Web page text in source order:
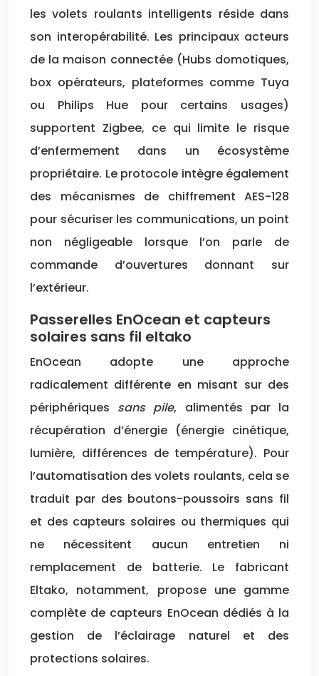
les volets roulants intelligents réside dans
son interopérabilité. Les principaux acteurs
de la maison connectée (Hubs domotiques,
box opérateurs, plateformes comme Tuya
ou Philips Hue pour certains usages)
supportent Zigbee, ce qui limite le risque
d’enfermement dans un écosystème
propriétaire. Le protocole intègre également
des mécanismes de chiffrement AES-128
pour sécuriser les communications, un point
non négligeable lorsque l’on parle de
commande d’ouvertures donnant sur
l’extérieur.
Passerelles EnOcean et capteurs
solaires sans fil eltako
EnOcean adopte une approche
radicalement différente en misant sur des
périphériques sans pile, alimentés par la
récupération d’énergie (énergie cinétique,
lumière, différences de température). Pour
l’automatisation des volets roulants, cela se
traduit par des boutons-poussoirs sans fil
et des capteurs solaires ou thermiques qui
ne nécessitent aucun entretien ni
remplacement de batterie. Le fabricant
Eltako, notamment, propose une gamme
complète de capteurs EnOcean dédiés à la
gestion de l’éclairage naturel et des
protections solaires.